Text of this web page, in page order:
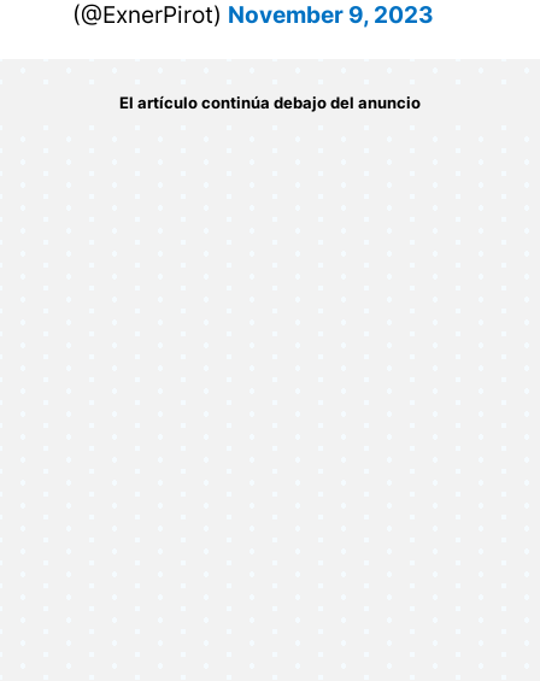
(@ExnerPirot) November 9, 2023